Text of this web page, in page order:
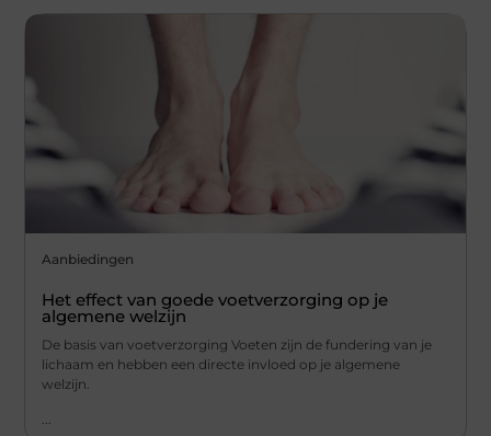
Aanbiedingen
Het effect van goede voetverzorging op je
algemene welzijn
De basis van voetverzorging Voeten zijn de fundering van je
lichaam en hebben een directe invloed op je algemene
welzijn.
...